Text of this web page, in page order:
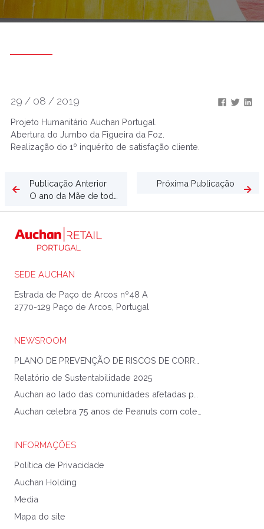
29 / 08 / 2019
Projeto Humanitário Auchan Portugal.
Abertura do Jumbo da Figueira da Foz.
Realização do 1º inquérito de satisfação cliente.
Publicação Anterior
Próxima Publicação
SEDE AUCHAN
Estrada de Paço de Arcos nº48 A
2770-129 Paço de Arcos, Portugal
NEWSROOM
Relatório de Sustentabilidade 2025
Auchan ao lado das comunidades afetadas pela Tempestade Kristin
INFORMAÇÕES
Política de Privacidade
Auchan Holding
Media
Mapa do site